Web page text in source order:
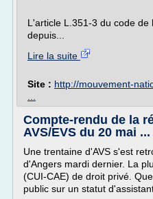
L'article L.351-3 du code de
depuis...
Lire la suite
Site : http://mouvement-
Compte-rendu de la
AVS/EVS du 20 mai ...
Une trentaine d'AVS s'est
d'Angers mardi dernier. La
(CUI-CAE) de droit privé.
public sur un statut